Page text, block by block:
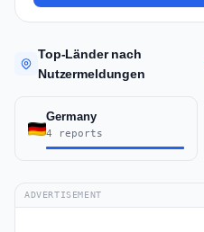
Top-Länder nach
Nutzermeldungen
Germany
4 reports
ADVERTISEMENT